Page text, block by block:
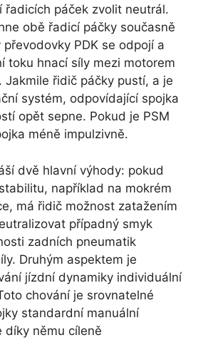
řadicích páček zvolit neutrál.
obě řadicí páčky současně
PDK se odpojí a
toku hnací síly mezi motorem
Jakmile řidič páčky pustí, a je
systém, odpovídající spojka
opět sepne. Pokud je PSM
méně impulzivně.
dvě hlavní výhody: pokud
například na mokrém
má řidič možnost zatažením
případný smyk
zadních pneumatik
Druhým aspektem je
jízdní dynamiky individuální
chování je srovnatelné
standardní manuální
díky němu cíleně